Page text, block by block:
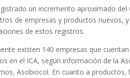
un incremento aproximado
de empresas y productos nuevos,
de estos registros.
existen 140 empresas que
en el ICA, según información de la
Asobiocol. En cuanto a productos,